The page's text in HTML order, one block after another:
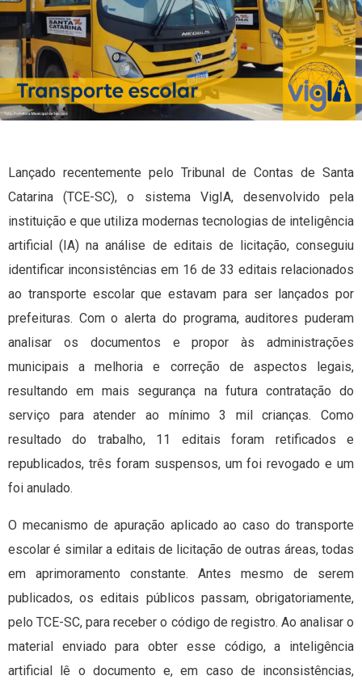
Lançado recentemente pelo Tribunal de Contas de Santa
Catarina (TCE-SC), o sistema VigIA, desenvolvido pela
instituição e que utiliza modernas tecnologias de inteligência
artificial (IA) na análise de editais de licitação, conseguiu
identificar inconsistências em 16 de 33 editais relacionados
ao transporte escolar que estavam para ser lançados por
prefeituras. Com o alerta do programa, auditores puderam
analisar os documentos e propor às administrações
municipais a melhoria e correção de aspectos legais,
resultando em mais segurança na futura contratação do
serviço para atender ao mínimo 3 mil crianças. Como
resultado do trabalho, 11 editais foram retificados e
republicados, três foram suspensos, um foi revogado e um
foi anulado.
O mecanismo de apuração aplicado ao caso do transporte
escolar é similar a editais de licitação de outras áreas, todas
em aprimoramento constante. Antes mesmo de serem
publicados, os editais públicos passam, obrigatoriamente,
pelo TCE-SC, para receber o código de registro. Ao analisar o
material enviado para obter esse código, a inteligência
artificial lê o documento e, em caso de inconsistências,